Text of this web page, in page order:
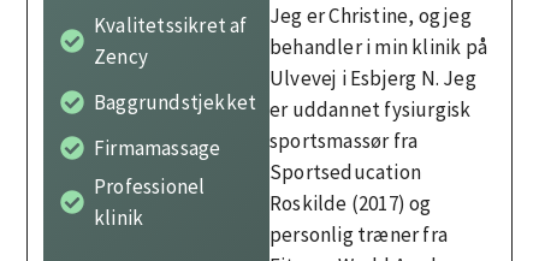
Kvalitetssikret af
Zency
Baggrundstjekket
Firmamassage
Professionel
klinik
Jeg er Christine, og jeg
behandler i min klinik på
Ulvevej i Esbjerg N. Jeg
er uddannet fysiurgisk
sportsmassør fra
Sportseducation
Roskilde (2017) og
personlig træner fra